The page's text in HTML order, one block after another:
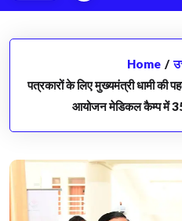
Home /
पत्रकारों के लिए मुख्यमंत्री धामी की
आयोजन मेडिकल कैम्प में